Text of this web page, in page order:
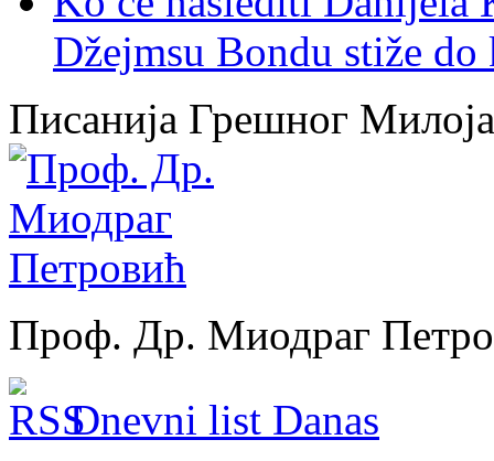
Džejmsu Bondu stiže do
Писанија Грешног Милоја
Проф. Др. Миодраг
Dnevni list Danas